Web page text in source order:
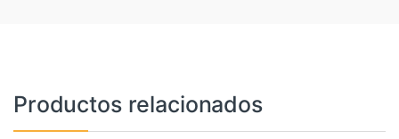
Productos relacionados